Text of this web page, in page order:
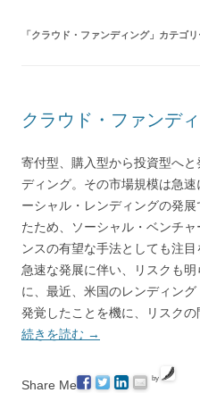
「クラウド・ファンディング」カテゴ
クラウド・ファンデ
寄付型、購入型から投資型へ
ディング。その市場規模は急
ーシャル・レンディングの発
たため、ソーシャル・ベンチ
ンスの有望な手法としても注目
急速な発展に伴い、リスクも
に、最近、米国のレンディン
発覚したことを機に、リスク
続きを読む →
Share Me by